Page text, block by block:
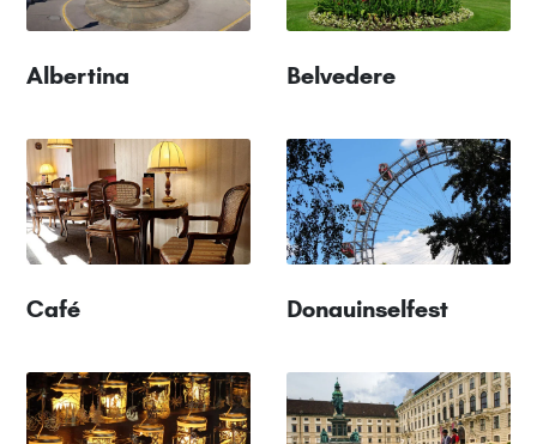
Albertina Belvedere
Café Donauinselfest